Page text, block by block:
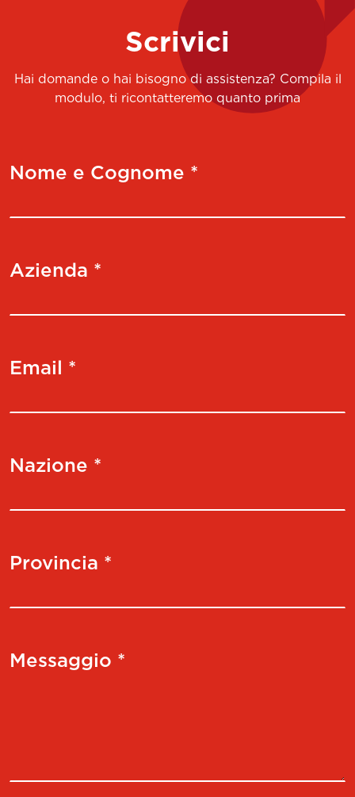
Scrivici
Hai domande o hai bisogno di assistenza? Compila il
modulo, ti ricontatteremo quanto prima
Nome e Cognome *
Azienda *
Email *
Nazione *
Provincia *
Messaggio *